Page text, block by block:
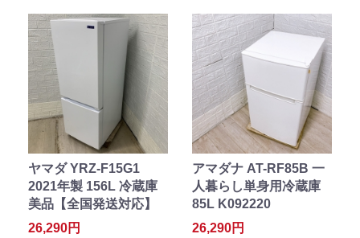
ヤマダ YRZ-F15G1
2021年製 156L 冷蔵庫
美品【全国発送対応】
26,290円
アマダナ AT-RF85B 一
人暮らし単身用冷蔵庫
85L K092220
26,290円